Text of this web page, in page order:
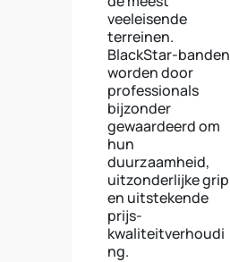
veeleisende
terreinen.
BlackStar-banden
worden door
professionals
bijzonder
gewaardeerd om
hun
duurzaamheid,
uitzonderlijke grip
en uitstekende
prijs-
kwaliteitverhoudi
ng.